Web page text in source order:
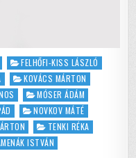
FELHŐFI-KISS LÁSZLÓ
KOVÁCS MÁRTON
MÓSER ÁDÁM
NOVKOV MÁTÉ
TENKI RÉKA
ISTVÁN